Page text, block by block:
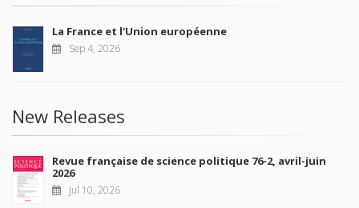
La France et l'Union européenne
Sep 4, 2026
New Releases
Revue française de science politique 76-2, avril-juin
2026
Jul 10, 2026